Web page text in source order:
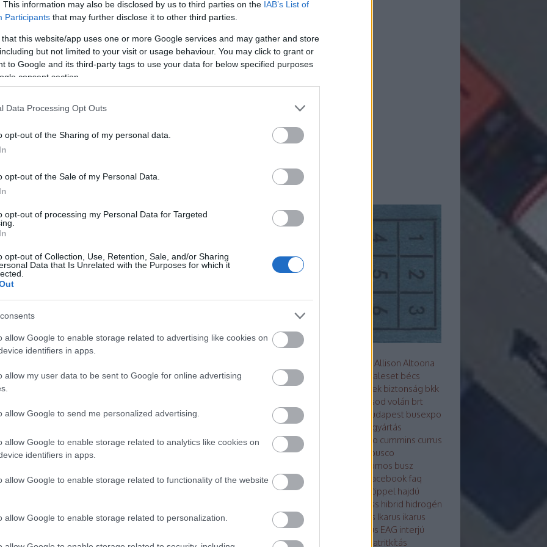
This information may also be disclosed by us to third parties on the IAB’s List of
Participants that may further disclose it to other third parties.
that this website/app uses one or more Google services and may gather and store
but not limited to your visit or usage behaviour. You may click to grant or
to Google and its third-party tags to use your data for below specified purposes
consent section.
Data Processing Opt Outs
opt-out of the Sharing of my personal data.
opt-out of the Sale of my Personal Data.
opt-out of processing my Personal Data for Targeted
opt-out of Collection, Use, Retention, Sale, and/or Sharing
Data that Is Unrelated with the Purposes for which it
allow Google to enable storage related to advertising like cookies on
identifiers in apps.
allow my user data to be sent to Google for online advertising
allow Google to send me personalized advertising.
allow Google to enable storage related to analytics like cookies on
identifiers in apps.
allow Google to enable storage related to functionality of the website
allow Google to enable storage related to personalization.
NABI-t leszámítva hány magyar buszt sikerült eladni
számokat! Mi megtesszük ezt most helyette:
Romániába. Rába-alvázas buszok
Ezek mellett nem elhanyagolható, hogy hazai
az elmúlt években százas nagyságrendben álltak
ZF-futóműves
úr szerint futóműgyár. Vajon lenne ez alá a busz alá
Allison Altoona
amz
arc ARRIVAL baleset bécs
bemutató
beszerzések biztonság bkk
borsod volán brt
búcsú
Búcsú a korelnöktől budapest busexpo
busworldbuszfesztivál
buszgyártás
buszsofőrbvg credo cummins currus
debrecen
Ebusco
elektromos busz
Elektro tudástár
facebook faq
futárganzgeneral motors göppel hajdú
hess hibrid hidrogén
hírek hispano ikarbus Ikarus ikarus
Ikarus200 50
Ikarus EAG interjú
irisbusirizar
járatritkítás